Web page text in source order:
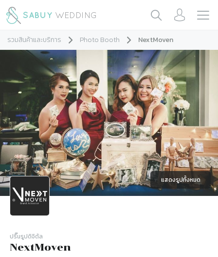
รวมสินค้าและบริการ Photo Booth NextMoven
แสดงรูปทั้งหมด
ปริ๊นรูปดิจิตัล
NextMoven